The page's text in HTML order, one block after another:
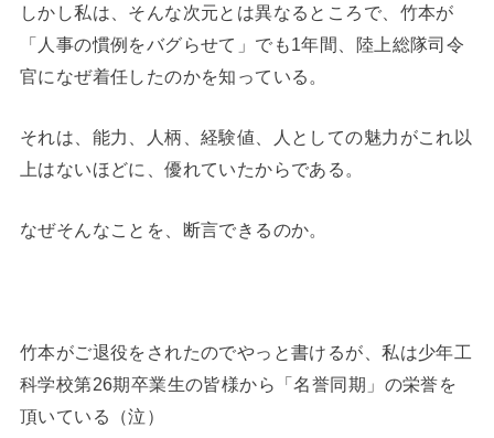
しかし私は、そんな次元とは異なるところで、竹本が
「人事の慣例をバグらせて」でも1年間、陸上総隊司令
官になぜ着任したのかを知っている。
それは、能力、人柄、経験値、人としての魅力がこれ以
上はないほどに、優れていたからである。
なぜそんなことを、断言できるのか。
竹本がご退役をされたのでやっと書けるが、私は少年工
科学校第26期卒業生の皆様から「名誉同期」の栄誉を
頂いている（泣）